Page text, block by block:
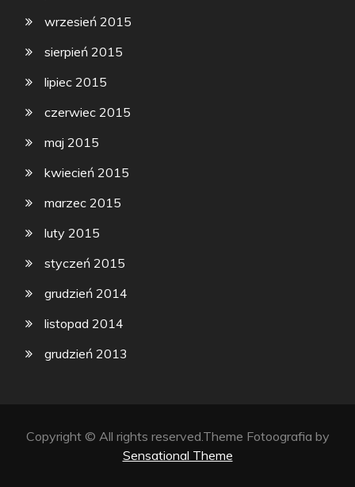
wrzesień 2015
sierpień 2015
lipiec 2015
czerwiec 2015
maj 2015
kwiecień 2015
marzec 2015
luty 2015
styczeń 2015
grudzień 2014
listopad 2014
grudzień 2013
Copyright © All rights reserved.Theme Fotoografia by
Sensational Theme